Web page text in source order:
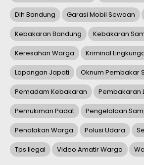
Dlh Bandung Garasi Mobil Sewaan
Kebakaran Bandung Kebakaran
Keresahan Warga Kriminal
Lapangan Japati Oknum Pembakar
Pemadam Kebakaran Pembakaran
Pemukiman Padat Pengelolaan
Penolakan Warga Polusi Udara
Tps Ilegal Video Amatir Warga